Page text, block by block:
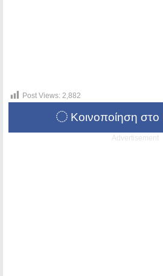
Post Views: 2,882
Κοινοποίηση
Advertisement